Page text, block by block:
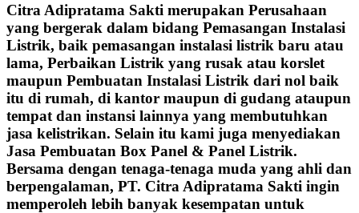
Citra Adipratama Sakti merupakan Perusahaan
yang bergerak dalam bidang Pemasangan Instalasi
Listrik, baik pemasangan instalasi listrik baru atau
lama, Perbaikan Listrik yang rusak atau korslet
maupun Pembuatan Instalasi Listrik dari nol baik
itu di rumah, di kantor maupun di gudang ataupun
tempat dan instansi lainnya yang membutuhkan
jasa kelistrikan. Selain itu kami juga menyediakan
Jasa Pembuatan Box Panel & Panel Listrik.
Bersama dengan tenaga-tenaga muda yang ahli dan
berpengalaman, PT. Citra Adipratama Sakti ingin
memperoleh lebih banyak kesempatan untuk